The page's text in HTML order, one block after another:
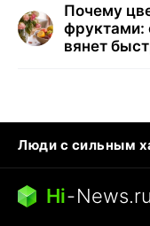
Почему
фруктами:
вянет
Люди с сильным
Кошка писает на
Ядовитые пауки
Города в ядерной
Hi-News.ru